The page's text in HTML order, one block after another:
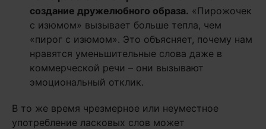
создание дружелюбного образа. «Пирожочек
с изюмом» вызывает больше тепла, чем
«пирог с изюмом». Это объясняет, почему нам
нравятся уменьшительные слова даже в
коммерческой речи – они вызывают
эмоциональный отклик.
В то же время чрезмерное или неуместное
употребление ласковых слов может